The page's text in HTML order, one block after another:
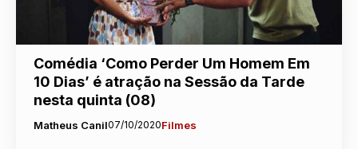
Comédia ‘Como Perder Um Homem Em
10 Dias’ é atração na Sessão da Tarde
nesta quinta (08)
Matheus Canil07/10/2020Filmes